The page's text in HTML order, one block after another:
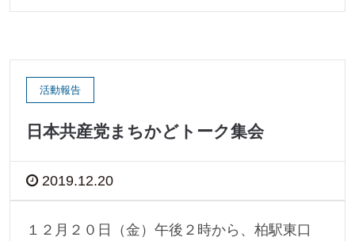
活動報告
日本共産党まちかどトーク集会
2019.12.20
１２月２０日（金）午後２時から、柏駅東口